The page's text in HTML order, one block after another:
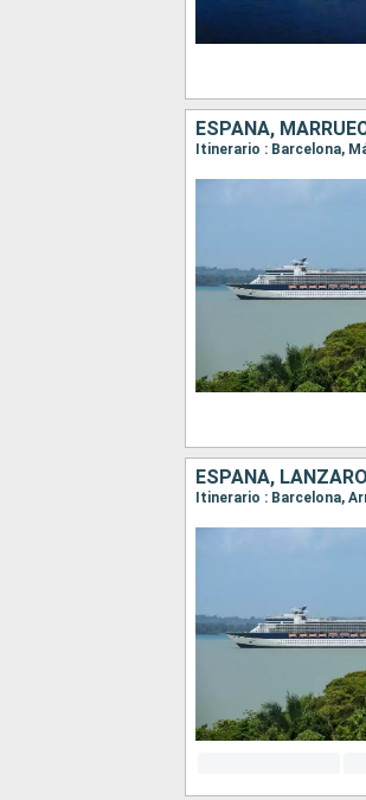
ESPAÑA,
ESPAÑA,
Itinerario : Barcelona,